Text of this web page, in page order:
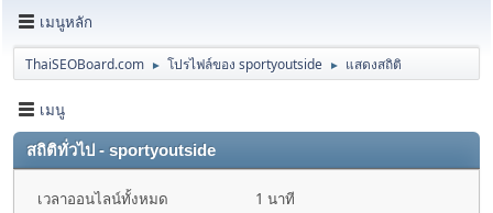
เมนูหลัก
ThaiSEOBoard.com ► โปรไฟล์ของ sportyoutside ► แสดงสถิติ
เมนู
สถิติทั่วไป - sportyoutside
เวลาออนไลน์ทั้งหมด
1 นาที